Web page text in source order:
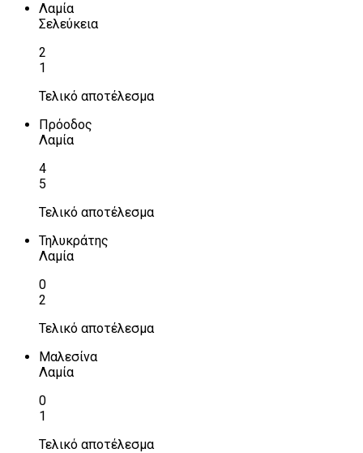
Λαμία
Σελεύκεια
2
1
Τελικό αποτέλεσμα
Πρόοδος
Λαμία
4
5
Τελικό αποτέλεσμα
Τηλυκράτης
Λαμία
0
2
Τελικό αποτέλεσμα
Μαλεσίνα
Λαμία
0
1
Τελικό αποτέλεσμα